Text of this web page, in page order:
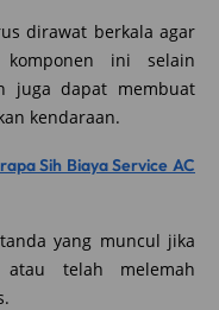
dirawat berkala agar
komponen ini selain
juga dapat membuat
kendaraan.
Sih Biaya Service AC
yang muncul jika
telah melemah